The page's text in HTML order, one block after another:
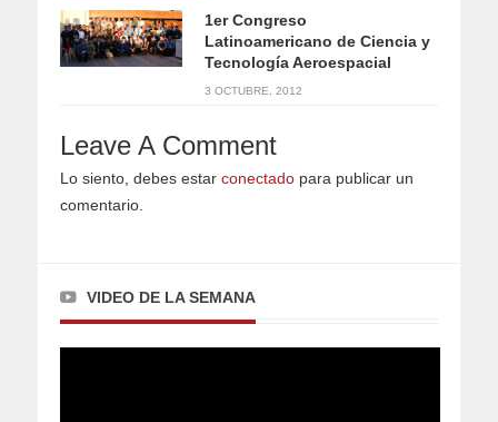
1er Congreso
Latinoamericano de Ciencia y
Tecnología Aeroespacial
3 OCTUBRE, 2012
Leave A Comment
Lo siento, debes estar conectado para publicar un
comentario.
VIDEO DE LA SEMANA